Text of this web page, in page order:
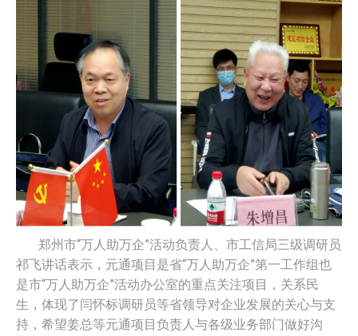
郑州市“万人助万企”活动负责人、市工信局三级调研员
祁飞讲话表示，元通项目是省“万人助万企”第一工作组也
是市“万人助万企”活动办公室的重点关注项目，关系民
生，体现了闫怀标调研员等省领导对企业发展的关心与支
持，希望姜总等元通项目负责人与各级业务部门做好沟